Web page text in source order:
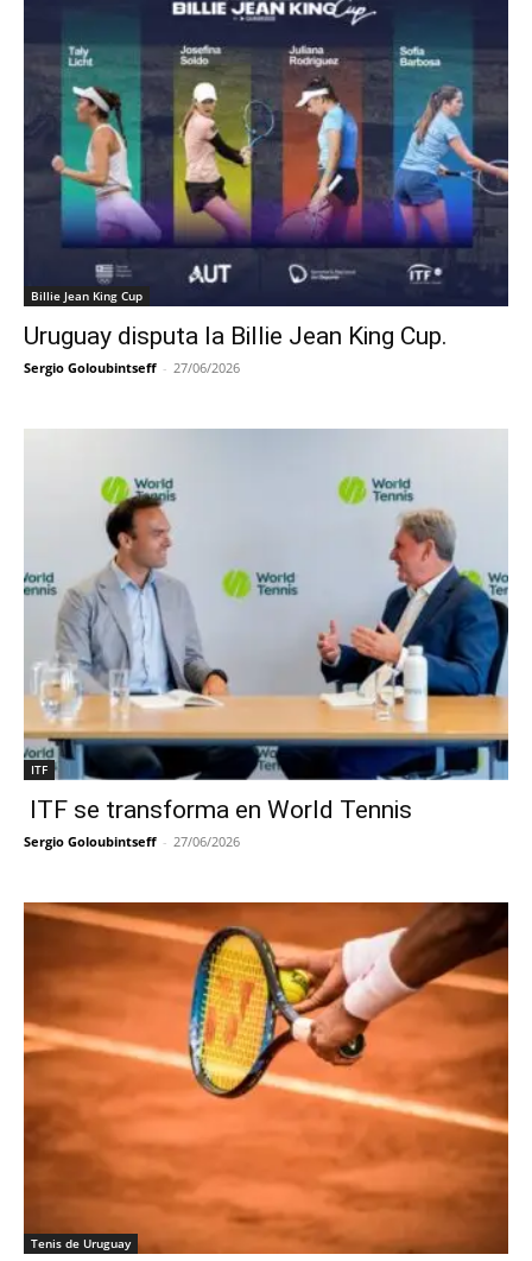
Billie Jean King Cup
Uruguay disputa la Billie Jean King Cup.
Sergio Goloubintseff - 27/06/2026
ITF
ITF se transforma en World Tennis
Sergio Goloubintseff - 27/06/2026
Tenis de Uruguay